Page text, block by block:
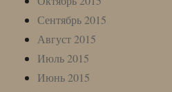
Сентябрь 2015
Август 2015
Июль 2015
Июнь 2015